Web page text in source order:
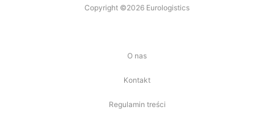
Copyright ©2026 Eurologistics
O nas
Kontakt
Regulamin treści